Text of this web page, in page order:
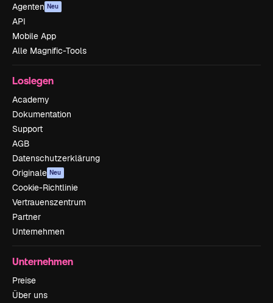
Agenten Neu
API
Mobile App
Alle Magnific-Tools
Loslegen
Academy
Dokumentation
Support
AGB
Datenschutzerklärung
Originale Neu
Cookie-Richtlinie
Vertrauenszentrum
Partner
Unternehmen
Unternehmen
Preise
Über uns